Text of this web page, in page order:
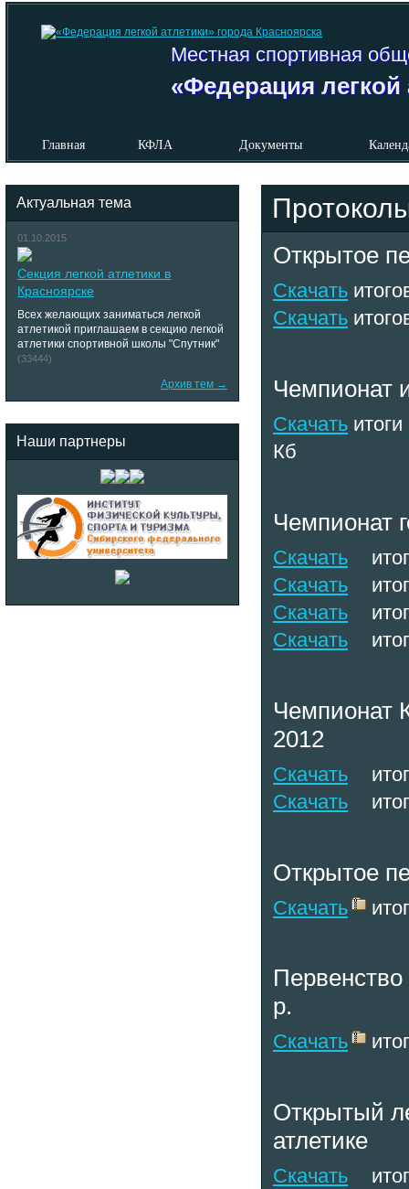
Местная спортивная
«Федерация легкой
Главная КФЛА Документы
Актуальная тема
01.10.2015
Секция легкой атлетики в
Красноярске
Всех желающих заниматься легкой
атлетикой приглашаем в секцию легкой
атлетики спортивной школы "Спутник"
(33444)
Архив тем →
Наши партнеры
Открытое
Скачать
Скачать
Чемпионат
Скачать
Кб
Чемпионат
Скачать
Скачать
Скачать
Скачать
Чемпионат
2012
Скачать
Скачать
Открытое
Скачать
Первенство
р.
Скачать
Открытый
атлетике
Скачать